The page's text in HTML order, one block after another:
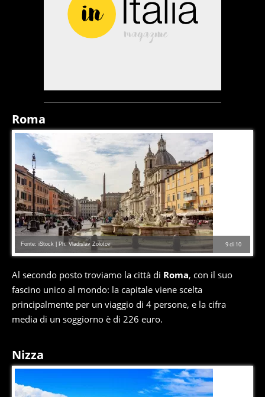
Roma
9di 10
Fonte: iStock | Ph. Vladislav Zolotov
Al secondo posto troviamo la città di Roma, con il suo
fascino unico al mondo: la capitale viene scelta
principalmente per un viaggio di 4 persone, e la cifra
media di un soggiorno è di 226 euro.
Nizza